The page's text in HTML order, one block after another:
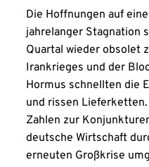
Die Hoffnungen auf
jahrelanger Stagnation
Quartal wieder obsolet
Irankrieges und der
Hormus schnellten die
und rissen
Zahlen zur
deutsche Wirtschaft
erneuten Großkrise